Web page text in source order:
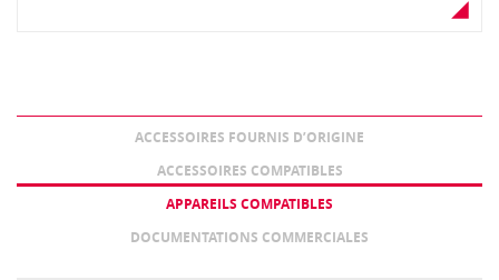
ACCESSOIRES FOURNIS D’ORIGINE
ACCESSOIRES COMPATIBLES
APPAREILS COMPATIBLES
DOCUMENTATIONS COMMERCIALES